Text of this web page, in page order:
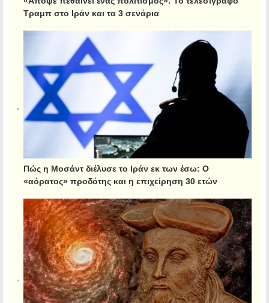
Τραμπ στο Ιράν και τα 3 σενάρια
Πώς η Μοσάντ διέλυσε το Ιράν εκ των έσω: Ο
«αόρατος» προδότης και η επιχείρηση 30 ετών